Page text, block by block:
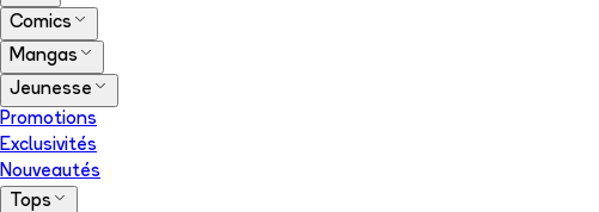
Comics
Mangas
Jeunesse
Promotions
Exclusivités
Nouveautés
Tops